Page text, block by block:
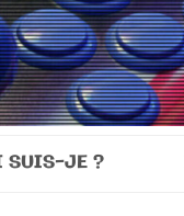
SUIS-JE ?